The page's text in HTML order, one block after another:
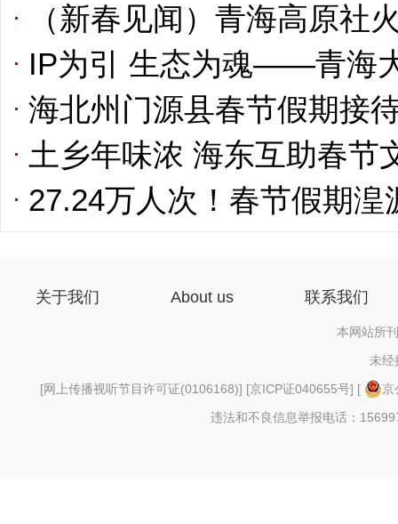
（新春见闻）青海高原社
IP为引 生态为魂——青海
海北州门源县春节假期接
土乡年味浓 海东互助春节
27.24万人次！春节假期湟
关于我们 About us 联系我们
本网站所
未经
[网上传播视听节目许可证(0106168)] [京ICP证040655号] [
京
违法和不良信息举报电话：